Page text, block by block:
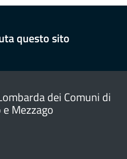
questo sito
dei Comuni di
Mezzago